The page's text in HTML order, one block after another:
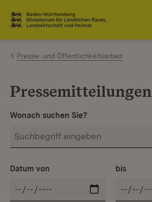
Zum Inhalt springen
Link zur Startseite
Presse- und Öffentlichkeitsarbeit
Pressemitteilungen
Wonach suchen Sie?
Datum von bis